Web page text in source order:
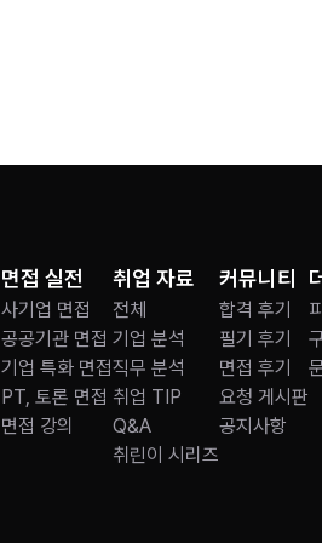
면접 실전
사기업 면접
공공기관 면접
기업 특화 면접
PT, 토론 면접
면접 강의
취업 자료
전체
기업 분석
직무 분석
취업 TIP
Q&A
취린이 시리즈
커뮤니티
합격 후기
필기 후기
면접 후기
요청 게시판
공지사항